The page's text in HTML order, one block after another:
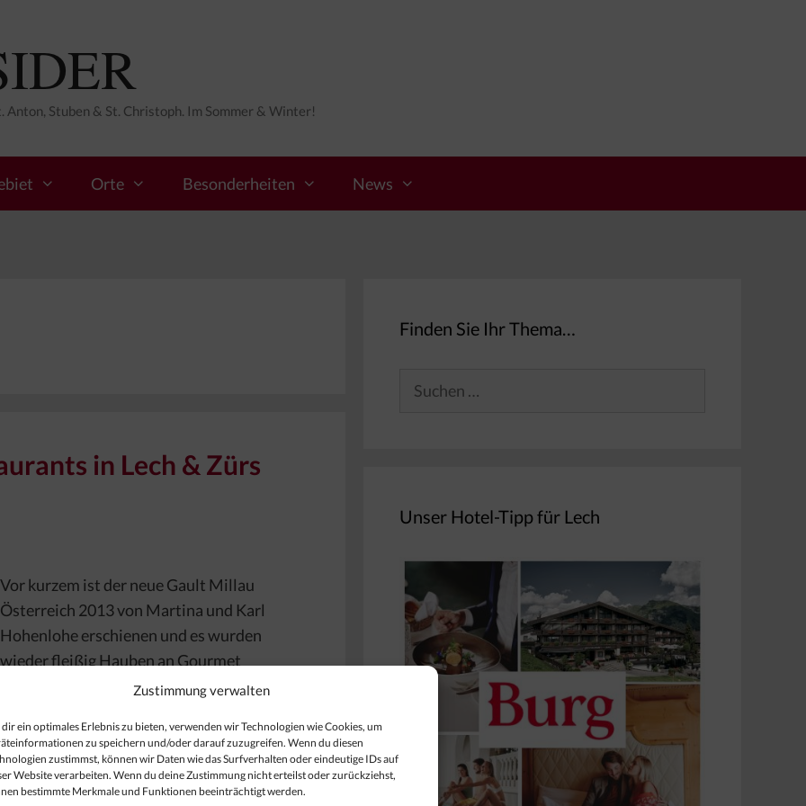
Zustimmung verwalten
dir ein optimales Erlebnis zu bieten, verwenden wir Technologien wie Cookies, um
zu speichern und/oder darauf zuzugreifen. Wenn du diesen
zustimmst, können wir Daten wie das Surfverhalten oder eindeutige IDs auf
Website verarbeiten. Wenn du deine Zustimmung nicht erteilst oder zurückziehst,
bestimmte Merkmale und Funktionen beeinträchtigt werden.
Stuben & St. Christoph. Im Sommer & Winter!
Orte Besonderheiten News
in Lech & Zürs
Vor kurzem ist der neue Gault Millau
Österreich 2013 von Martina und Karl
Hohenlohe erschienen und es wurden
wieder fleißig Hauben an Gourmet
Restaurants in Österreich verliehen.
durften sich dabei über Gault Millau Hauben
freuen. Darunter sind auch
überdurchschnittlich viele Haubenlokale in
Finden Sie Ihr Thema…
Unser Hotel-Tipp für Lech